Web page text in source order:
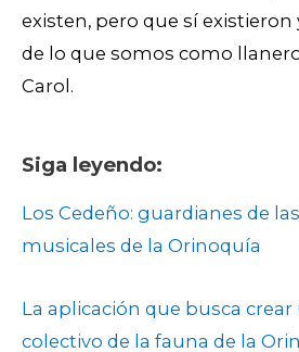
existen, pero que sí
de lo que somos como
Carol.
Siga leyendo:
Los Cedeño: guardianes de
musicales de la Orinoquía
La aplicación que busca
colectivo de la fauna de la